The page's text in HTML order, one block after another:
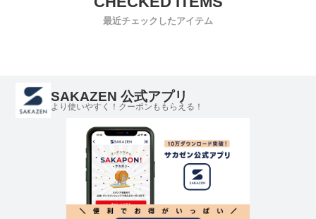
最近チェックしたアイテム
SAKAZEN 公式アプリ
より使いやすく！クーポンももらえる！